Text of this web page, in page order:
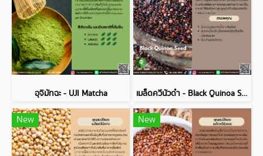
อุจิมัทฉะ - UJI Matcha เมล็ดควีนัวดำ - Black Quinoa Seed
New New